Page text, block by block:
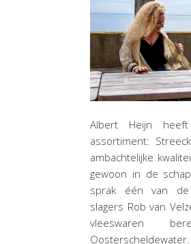
Albert Heijn
assortiment:
ambachtelijke
gewoon in de
sprak één van de
slagers Rob van
vleeswaren